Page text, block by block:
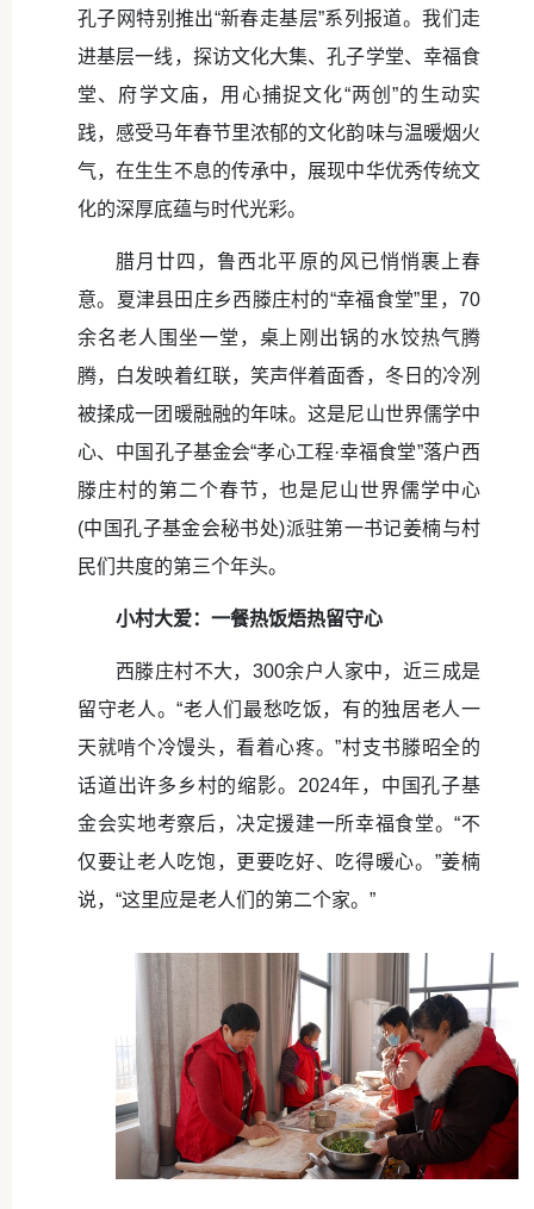
孔子网特别推出“新春走基层”系列报道。我们走
进基层一线，探访文化大集、孔子学堂、幸福食
堂、府学文庙，用心捕捉文化“两创”的生动实
践，感受马年春节里浓郁的文化韵味与温暖烟火
气，在生生不息的传承中，展现中华优秀传统文
化的深厚底蕴与时代光彩。
腊月廿四，鲁西北平原的风已悄悄裹上春
意。夏津县田庄乡西滕庄村的“幸福食堂”里，70
余名老人围坐一堂，桌上刚出锅的水饺热气腾
腾，白发映着红联，笑声伴着面香，冬日的冷冽
被揉成一团暖融融的年味。这是尼山世界儒学中
心、中国孔子基金会“孝心工程·幸福食堂”落户西
滕庄村的第二个春节，也是尼山世界儒学中心
(中国孔子基金会秘书处)派驻第一书记姜楠与村
民们共度的第三个年头。
小村大爱：一餐热饭焐热留守心
西滕庄村不大，300余户人家中，近三成是
留守老人。“老人们最愁吃饭，有的独居老人一
天就啃个冷馒头，看着心疼。”村支书滕昭全的
话道出许多乡村的缩影。2024年，中国孔子基
金会实地考察后，决定援建一所幸福食堂。“不
仅要让老人吃饱，更要吃好、吃得暖心。”姜楠
说，“这里应是老人们的第二个家。”